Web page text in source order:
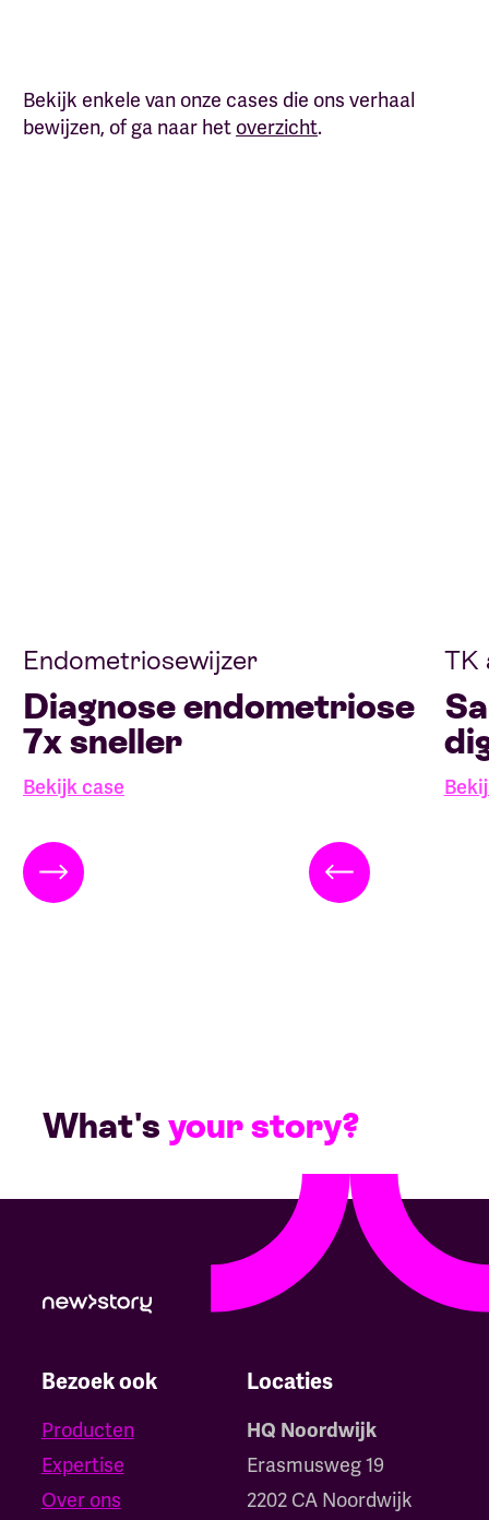
Bekijk enkele van onze cases die ons verhaal
bewijzen, of ga naar het overzicht.
Endometriosewijzer
Diagnose endometriose
7x sneller
Bekijk case
TK
What's your story?
Bezoek ook
Producten
Expertise
Over ons
Locaties
HQ Noordwijk
Erasmusweg 19
2202 CA Noordwijk